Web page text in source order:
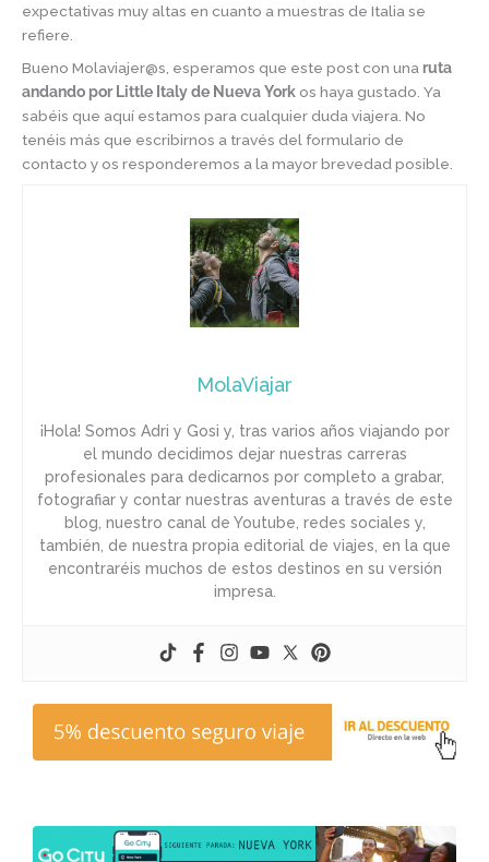
expectativas muy altas en cuanto a muestras de Italia se
refiere.
Bueno Molaviajer@s, esperamos que este post con una ruta
andando por Little Italy de Nueva York os haya gustado. Ya
sabéis que aquí estamos para cualquier duda viajera. No
tenéis más que escribirnos a través del formulario de
contacto y os responderemos a la mayor brevedad posible.
MolaViajar
¡Hola! Somos Adri y Gosi y, tras varios años viajando por
el mundo decidimos dejar nuestras carreras
profesionales para dedicarnos por completo a grabar,
fotografiar y contar nuestras aventuras a través de este
blog, nuestro canal de Youtube, redes sociales y,
también, de nuestra propia editorial de viajes, en la que
encontraréis muchos de estos destinos en su versión
impresa.